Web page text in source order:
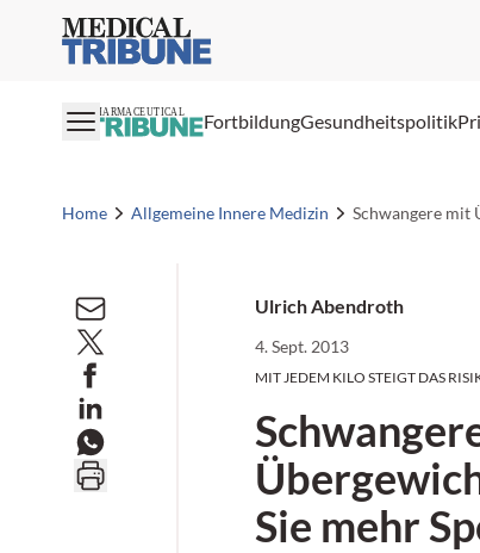
Medical Tribune
PHARMACEUTICAL FortbildungGesundheitspolitik
Home Allgemeine Innere Medizin Schwangere mit
Ulrich Abendroth
4. Sept. 2013
MIT JEDEM KILO STEIGT DAS
Sie mehr